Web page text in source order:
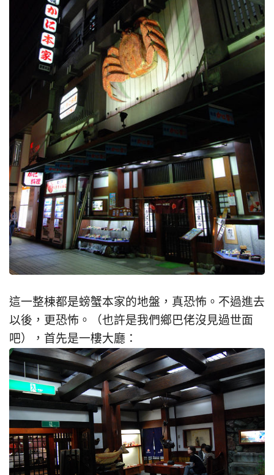
這一整棟都是螃蟹本家的地盤，真恐怖。不過進去
以後，更恐怖。（也許是我們鄉巴佬沒見過世面
吧），首先是一樓大廳：